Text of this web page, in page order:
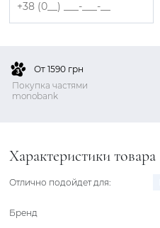
От 1590 грн
Покупка частями
monobank
Характеристики товара
Отлично подойдет для:
Бренд